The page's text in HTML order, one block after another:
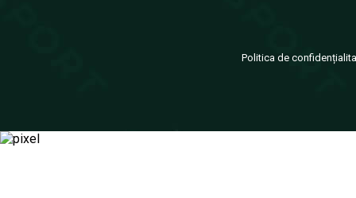
Politica de